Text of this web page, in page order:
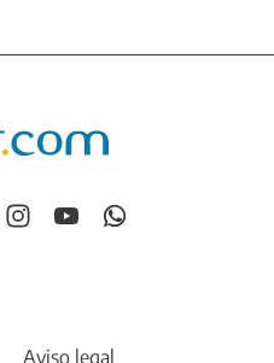
Aviso legal